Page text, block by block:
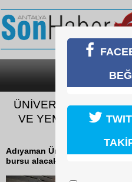
SON DAKİKA
ÜNİVERSİTEDE
VE YEMEK BURSU
Adıyaman Üniversitesinde
bursu alacak öğrenciler
26 Ekim